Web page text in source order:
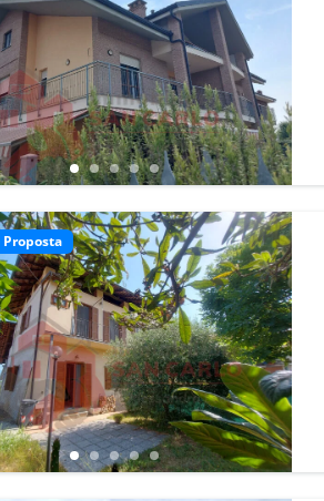
Proposta